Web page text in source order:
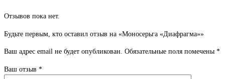
Отзывов пока нет.
Будьте первым, кто оставил отзыв на «Моносерьга «Диафрагма»»
Ваш адрес email не будет опубликован. Обязательные поля помечены *
Ваш отзыв *